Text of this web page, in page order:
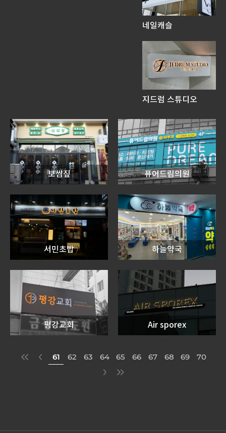
네일캐슬
지드럼 스튜디오
보쌈짚 퓨어드림의원
서민초밥 하늘약국
평강교회 Air sporex
61 62 63 64 65 66 67 68 69 70